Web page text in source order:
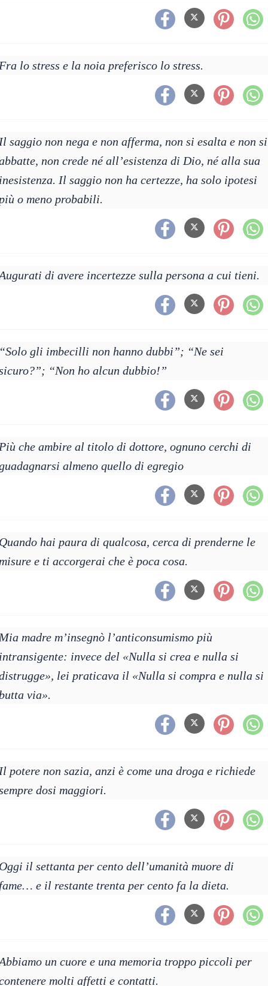
lo stress e la noia preferisco lo stress.
saggio non nega e non afferma, non si esalta e non si
non crede né all’esistenza di Dio, né alla sua
Il saggio non ha certezze, ha solo ipotesi
o meno probabili.
di avere incertezze sulla persona a cui tieni.
gli imbecilli non hanno dubbi”; “Ne sei
“Non ho alcun dubbio!”
che ambire al titolo di dottore, ognuno cerchi di
almeno quello di egregio
hai paura di qualcosa, cerca di prenderne le
e ti accorgerai che è poca cosa.
madre m’insegnò l’anticonsumismo più
invece del «Nulla si crea e nulla si
lei praticava il «Nulla si compra e nulla si
via».
potere non sazia, anzi è come una droga e richiede
dosi maggiori.
il settanta per cento dell’umanità muore di
e il restante trenta per cento fa la dieta.
un cuore e una memoria troppo piccoli per
molti affetti e contatti.